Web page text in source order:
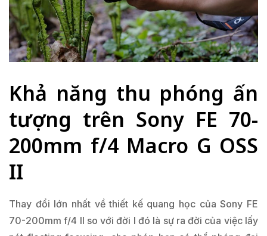
Khả năng thu phóng ấn
tượng trên Sony FE 70-
200mm f/4 Macro G OSS
II
Thay đổi lớn nhất về thiết kế quang học của Sony FE
70-200mm f/4 II so với đời I đó là sự ra đời của việc lấy